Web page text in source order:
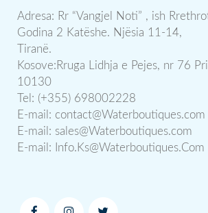
Adresa: Rr “Vangjel Noti” , ish
Godina 2 Katëshe. Njësia 11-14,
Tiranë.
Kosove:Rruga Lidhja e Pejes, nr 76
10130
Tel: (+355) 698002228
E-mail: contact@Waterboutiques.com
E-mail: sales@Waterboutiques.com
E-mail:
Info.Ks@Waterboutiques.Com